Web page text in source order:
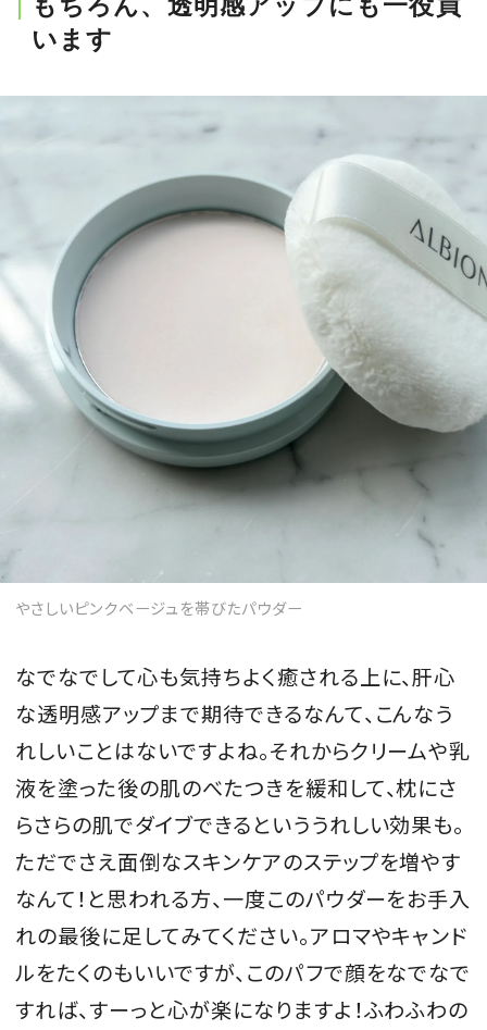
もちろん、透明感アップにも一役買
います
やさしいピンクベージュを帯びたパウダー
なでなでして心も気持ちよく癒される上に、肝心
な透明感アップまで期待できるなんて、こんなう
れしいことはないですよね。それからクリームや乳
液を塗った後の肌のべたつきを緩和して、枕にさ
らさらの肌でダイブできるといううれしい効果も。
ただでさえ面倒なスキンケアのステップを増やす
なんて！と思われる方、一度このパウダーをお手入
れの最後に足してみてください。アロマやキャンド
ルをたくのもいいですが、このパフで顔をなでなで
すれば、すーっと心が楽になりますよ！ふわふわの